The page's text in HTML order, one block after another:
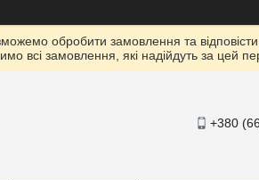
обробити замовлення та
всі замовлення, які надійдуть за цей
+380